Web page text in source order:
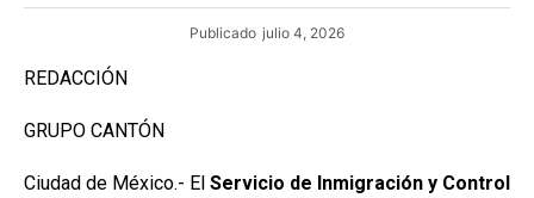
Publicado julio 4, 2026
REDACCIÓN
GRUPO CANTÓN
Ciudad de México.- El Servicio de Inmigración y Control